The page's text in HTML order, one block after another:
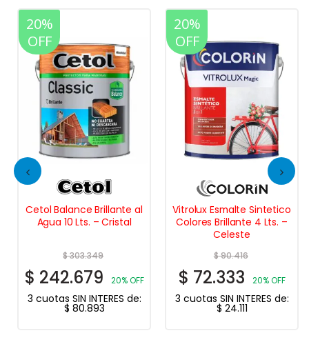
20%
OFF
Cetol Balance Brillante al
Agua 10 Lts. – Cristal
$303.349
$ 242.679 20% OFF
3 cuotas SIN INTERES de:
$ 80.893
20%
OFF
Vitrolux Esmalte Sintetico
Colores Brillante 4 Lts. –
Celeste
$90.416
$ 72.333 20% OFF
3 cuotas SIN INTERES de:
$ 24.111